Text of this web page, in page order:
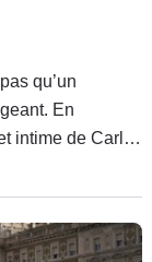
qu’un
En
intime de Carlos
par les
vient
d’un empire qui